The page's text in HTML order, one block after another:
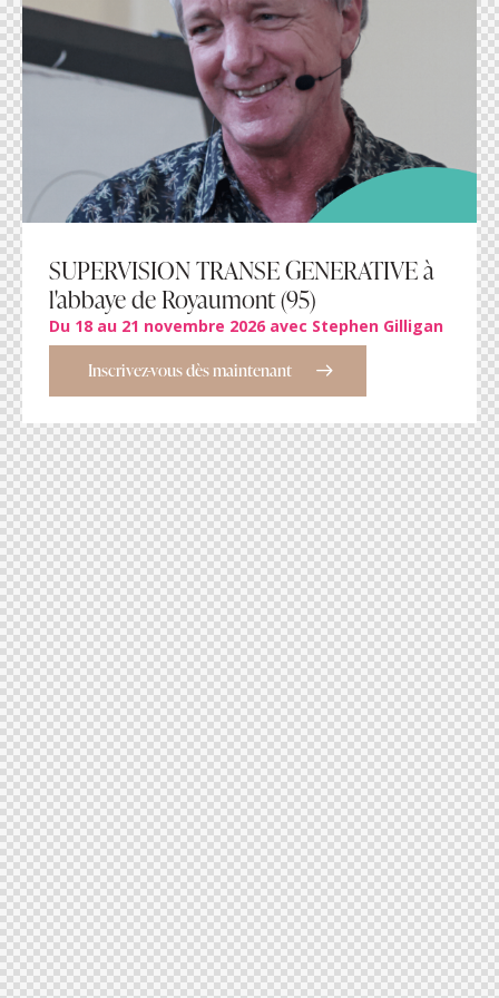
SUPERVISION TRANSE GENERATIVE à
l'abbaye de Royaumont (95)
Du 18 au 21 novembre 2026 avec Stephen Gilligan
Inscrivez-vous dès maintenant